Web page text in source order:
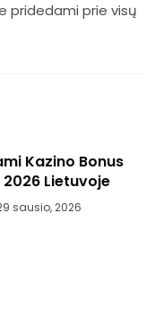
pridedami prie visų
Kazino Bonus
Lietuvoje
sausio, 2026